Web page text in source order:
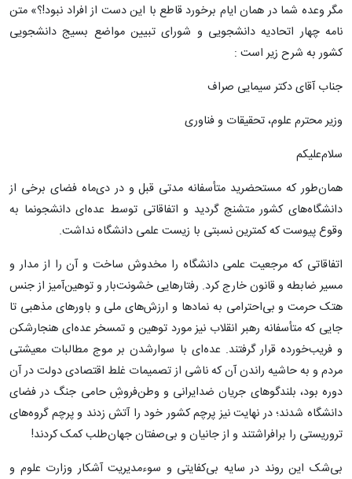
مگر وعده شما در همان ایام برخورد قاطع با این دست از افراد نبود!؟» متن
نامه چهار اتحادیه دانشجویی و شورای تبیین مواضع بسیج دانشجویی
کشور به شرح زیر است :
جناب آقای دکتر سیمایی صراف
وزیر محترم علوم، تحقیقات و فناوری
سلام‌علیکم
همان‌طور که مستحضرید متأسفانه مدتی قبل و در دی‌ماه فضای برخی از
دانشگاه‌های کشور متشنج گردید و اتفاقاتی توسط عده‌ای دانشجونما به
وقوع پیوست که کمترین نسبتی با زیست علمی دانشگاه نداشت.
اتفاقاتی که مرجعیت علمی دانشگاه را مخدوش ساخت و آن را از مدار و
مسیر ضابطه و قانون خارج کرد. رفتارهایی خشونت‌بار و توهین‌آمیز از جنس
هتک حرمت و بی‌احترامی به نمادها و ارزش‌های ملی و باورهای مذهبی تا
جایی که متأسفانه رهبر انقلاب نیز مورد توهین و تمسخر عده‌ای هنجارشکن
و فریب‌خورده قرار گرفتند. عده‌ای با سوارشدن بر موج مطالبات معیشتی
مردم و به حاشیه راندن آن که ناشی از تصمیمات غلط اقتصادی دولت در آن
دوره بود، بلندگوهای جریان ضدایرانی و وطن‌فروشِ حامی جنگ در فضای
دانشگاه شدند؛ در نهایت نیز پرچم کشور خود را آتش زدند و پرچم گروه‌های
تروریستی را برافراشتند و از جانیان و بی‌صفتان جهان‌طلب کمک کردند!
بی‌شک این روند در سایه بی‌کفایتی و سوءمدیریت آشکار وزارت علوم و